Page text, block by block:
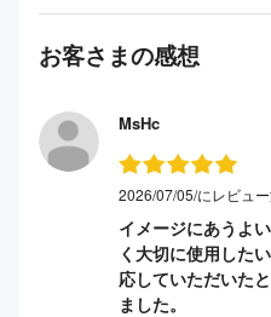
お客さまの感想
MsHc
2026/07/05/にレビュ
イメージにあうよ
く大切に使用した
応していただいた
ました。